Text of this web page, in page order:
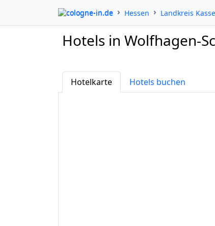
cologne-in.de Hessen Landkreis
Hotels in Wolfhagen-
Hotelkarte Hotels buchen